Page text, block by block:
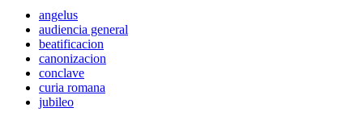
angelus
audiencia general
beatificacion
canonizacion
conclave
curia romana
jubileo